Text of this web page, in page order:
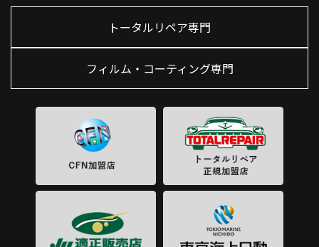
トータルリペア専門
フィルム・コーティング専門